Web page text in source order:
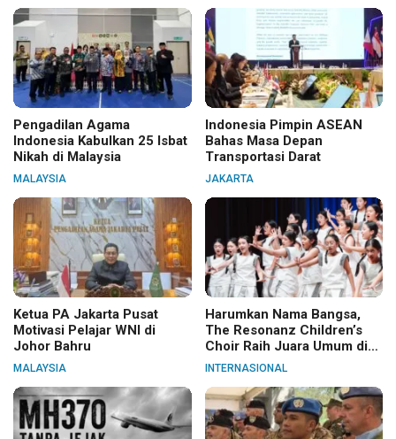
Pengadilan Agama
Indonesia Kabulkan 25 Isbat
Nikah di Malaysia
MALAYSIA
Indonesia Pimpin ASEAN
Bahas Masa Depan
Transportasi Darat
JAKARTA
Ketua PA Jakarta Pusat
Motivasi Pelajar WNI di
Johor Bahru
MALAYSIA
Harumkan Nama Bangsa,
The Resonanz Children’s
Choir Raih Juara Umum di
Hungaria
INTERNASIONAL